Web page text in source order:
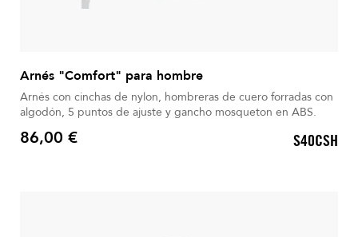
Arnés "Comfort" para hombre
Arnés con cinchas de nylon, hombreras de cuero forradas con
algodón, 5 puntos de ajuste y gancho mosqueton en ABS.
Precio
86,00 € S40CSH